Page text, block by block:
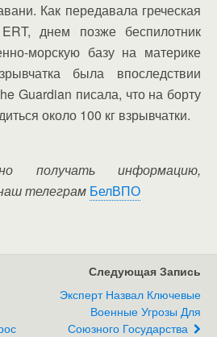
Как передавала греческая
днем позже беспилотник
морскую базу на материке
была впоследствии
Guardian писала, что на борту
около 100 кг взрывчатки.
получать информацию,
телеграм БелВПО
Следующая Запись
Эксперт Назвал Ключевые
Военные Угрозы Для
Союзного Государства